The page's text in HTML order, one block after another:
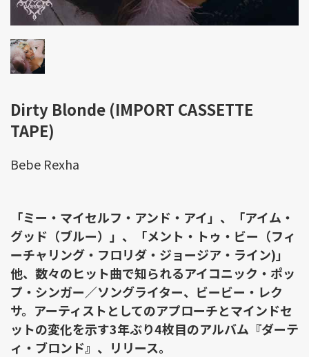
Dirty Blonde (IMPORT CASSETTE
TAPE)
Bebe Rexha
「ミー・マイセルフ・アンド・アイ」、「アイム・
グッド（ブルー）」、「メント・トゥ・ビー（フィ
ーチャリング・フロリダ・ジョージア・ライン)」
他、数々のヒット曲で知られるアイコニック・ポッ
プ・シンガー／ソングライター、ビービー・レク
サ。アーティストとしてのアプローチとマインドセ
ットの変化を示す3年ぶり4枚目のアルバム『ダーテ
ィ・ブロンド』、リリース。